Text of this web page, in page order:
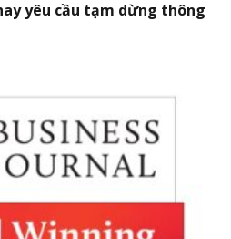
yêu cầu tạm dừng thông